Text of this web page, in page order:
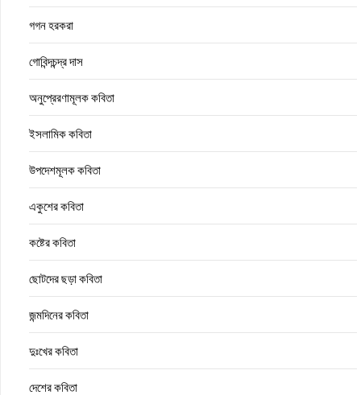
গগন হরকরা
গোবিন্দচন্দ্র দাস
অনুপ্রেরণামূলক কবিতা
ইসলামিক কবিতা
উপদেশমূলক কবিতা
একুশের কবিতা
কষ্টের কবিতা
ছোটদের ছড়া কবিতা
জন্মদিনের কবিতা
দুঃখের কবিতা
দেশের কবিতা